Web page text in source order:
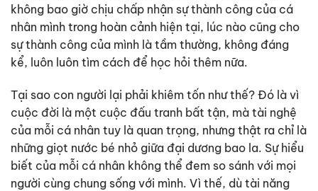
không bao giờ chịu chấp nhận sự thành công của cá
nhân mình trong hoàn cảnh hiện tại, lúc nào cũng cho
sự thành công của mình là tầm thường, không đáng
kể, luôn luôn tìm cách để học hỏi thêm nữa.
Tại sao con người lại phải khiêm tốn như thế? Đó là vì
cuộc đời là một cuộc đấu tranh bất tận, mà tài nghệ
của mỗi cá nhân tuy là quan trọng, nhưng thật ra chỉ là
những giọt nước bé nhỏ giữa đại dương bao la. Sự hiểu
biết của mỗi cá nhân không thể đem so sánh với mọi
người cùng chung sống với mình. Vì thế, dù tài năng